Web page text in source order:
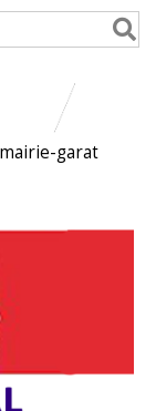
garat